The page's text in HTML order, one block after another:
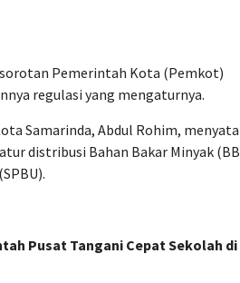
Pemerintah Kota (Pemkot)
regulasi yang mengaturnya.
Samarinda, Abdul Rohim,
distribusi Bahan Bakar Minyak
Pusat Tangani Cepat Sekolah di